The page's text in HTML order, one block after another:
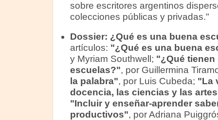
sobre escritores argentinos
colecciones públicas y privadas."
Dossier: ¿Qué es una buena
artículos: "¿Qué es una buena
y Myriam Southwell; "¿Qué tienen
escuelas?", por Guillermina
la palabra", por Luis Cubeda; "La
docencia, las ciencias y las
"Incluir y enseñar-aprender
productivos", por Adriana